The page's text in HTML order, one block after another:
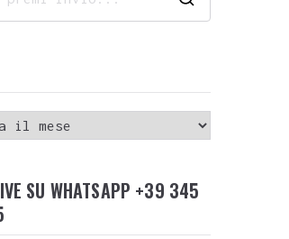
SU WHATSAPP +39 345